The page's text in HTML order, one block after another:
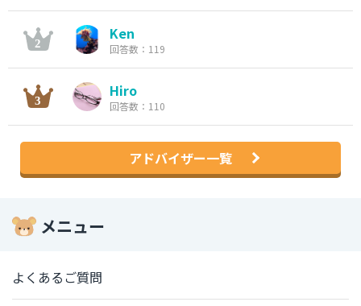
Ken
回答数：119
Hiro
回答数：110
アドバイザー一覧
メニュー
よくあるご質問